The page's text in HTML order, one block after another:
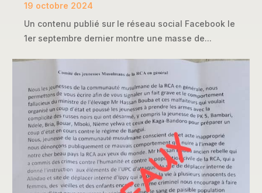
19 octobre 2024
Un contenu publié sur le réseau social Facebook le
1er septembre dernier montre une masse de...